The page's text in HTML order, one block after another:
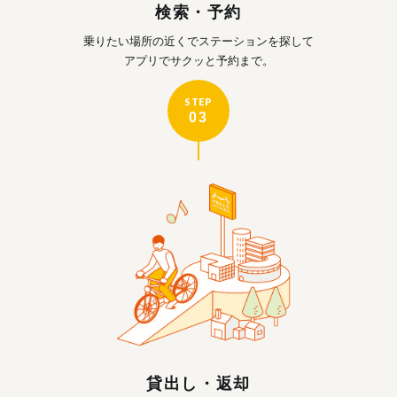
検索・予約
乗りたい場所の近くでステーションを探して
アプリでサクッと予約まで。
STEP
03
貸出し・返却